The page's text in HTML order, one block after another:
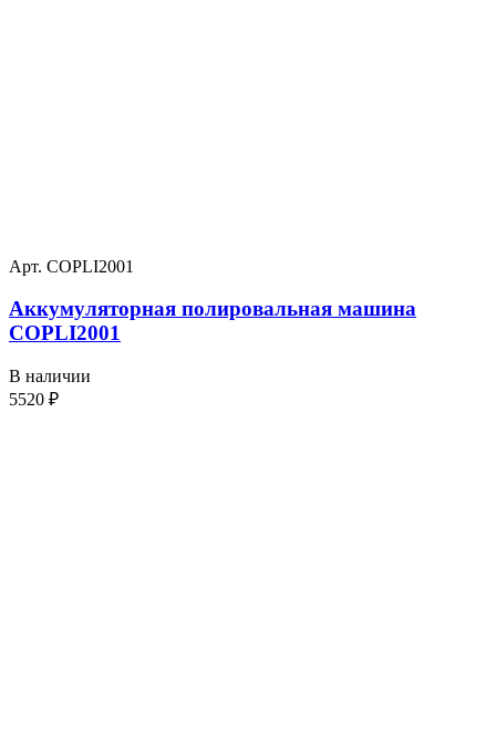
Арт. COPLI2001
Аккумуляторная полировальная машина
COPLI2001
В наличии
5520 ₽